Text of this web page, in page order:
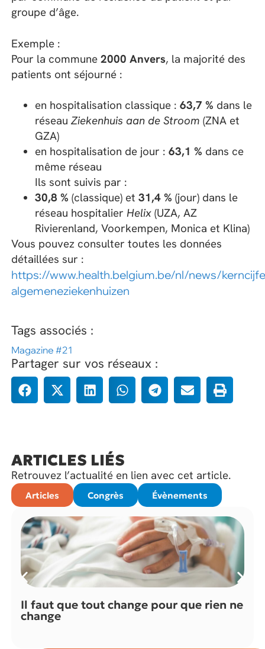
groupe d’âge.
Exemple :
Pour la commune2000 Anvers, la majorité des
patients ont séjourné :
en hospitalisation classique :63,7 % dans le
réseauZiekenhuis aan de Stroom (ZNA et
GZA)
en hospitalisation de jour :63,1 % dans ce
même réseau
Ils sont suivis par :
30,8 % (classique) et31,4 % (jour) dans le
réseau hospitalier Helix (UZA, AZ
Rivierenland, Voorkempen, Monica et Klina)
Vous pouvez consulter toutes les données
détaillées sur :
https://www.health.belgium.be/nl/news/
algemeneziekenhuizen
Tags associés :
Magazine #21
Partager sur vos réseaux :
ARTICLES LIÉS
Retrouvez l’actualité en lien avec cet article.
Articles Congrès Évènements
Il faut que tout change pour que rien ne
change